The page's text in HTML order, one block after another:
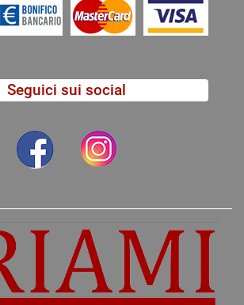
Seguici sui social